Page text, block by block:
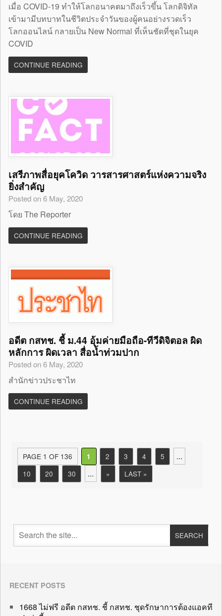
เมื่อ COVID-19 ทำให้โลกอนาคตมาถึงเร็วขึ้น โลกดิจิทัล
เข้ามามีบทบาทในชีวิตประจำวันของผู้คนอย่างรวดเร็ว
โลกออนไลน์ กลายเป็น New Normal ที่เห็นชัดที่ชุดในยุค
COVID
CONTINUE READING
เสรีภาพสื่อยุคโควิด วารสารศาสตร์แห่งความจริง
ยิ่งสำคัญ
Posted on 6 May, 2020
โดย The Reporter
CONTINUE READING
อดีต กสทช. ชี้ ม.44 อุ้มค่ายมือถือ-ทีวีดิจิตอล ผิด
หลักการ ผิดเวลา สื่อน้ำท่วมปาก
Posted on 6 May, 2020
สำนักข่าวประชาไท
CONTINUE READING
PAGE 1 OF 136 1 2 3 4 5 ...
10 20 30 ... » LAST »
RECENT POSTS
1668 ไม่ฟรี อดีต กสทช. ชี้ กสทช. ชุดรักษาการต้องแอคที